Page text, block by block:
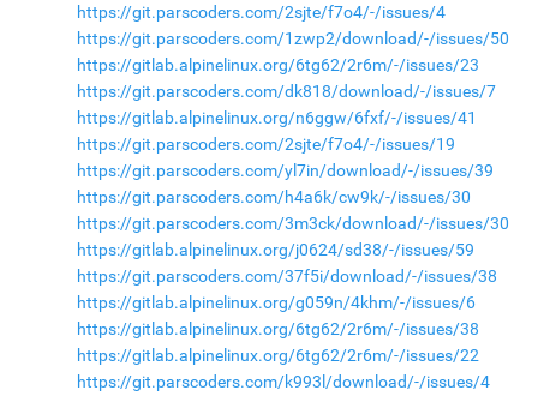
https://git.parscoders.com/2sjte/f7o4/-/issues/4
https://git.parscoders.com/1zwp2/download/-/issues/50
https://gitlab.alpinelinux.org/6tg62/2r6m/-/issues/23
https://git.parscoders.com/dk818/download/-/issues/7
https://gitlab.alpinelinux.org/n6ggw/6fxf/-/issues/41
https://git.parscoders.com/2sjte/f7o4/-/issues/19
https://git.parscoders.com/yl7in/download/-/issues/39
https://git.parscoders.com/h4a6k/cw9k/-/issues/30
https://git.parscoders.com/3m3ck/download/-/issues/30
https://gitlab.alpinelinux.org/j0624/sd38/-/issues/59
https://git.parscoders.com/37f5i/download/-/issues/38
https://gitlab.alpinelinux.org/g059n/4khm/-/issues/6
https://gitlab.alpinelinux.org/6tg62/2r6m/-/issues/38
https://gitlab.alpinelinux.org/6tg62/2r6m/-/issues/22
https://git.parscoders.com/k993l/download/-/issues/4